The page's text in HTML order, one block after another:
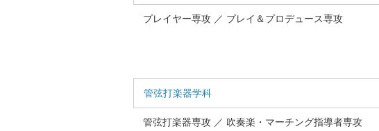
プレイヤー専攻 ／ プレイ＆プロデュース専攻
管弦打楽器学科
管弦打楽器専攻 ／ 吹奏楽・マーチング指導者専攻